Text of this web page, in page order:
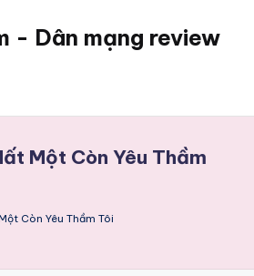
- Dân mạng review
Một Còn Yêu Thầm
Còn Yêu Thầm Tôi